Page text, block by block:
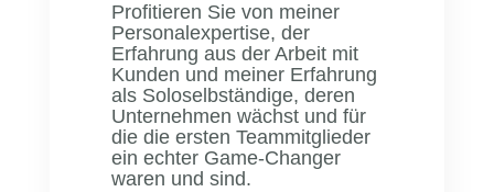
Profitieren Sie von meiner
Personalexpertise, der
Erfahrung aus der Arbeit mit
Kunden und meiner Erfahrung
als Soloselbständige, deren
Unternehmen wächst und für
die die ersten Teammitglieder
ein echter Game-Changer
waren und sind.